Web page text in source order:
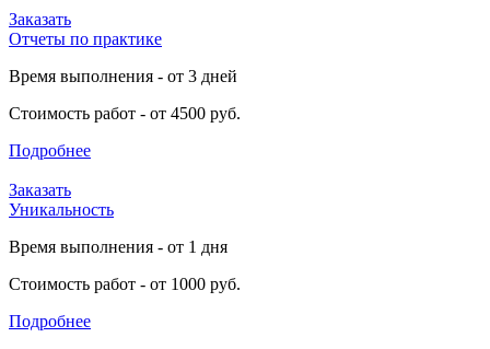
Заказать
Отчеты по практике
Время выполнения - от 3 дней
Стоимость работ - от 4500 руб.
Подробнее
Заказать
Уникальность
Время выполнения - от 1 дня
Стоимость работ - от 1000 руб.
Подробнее